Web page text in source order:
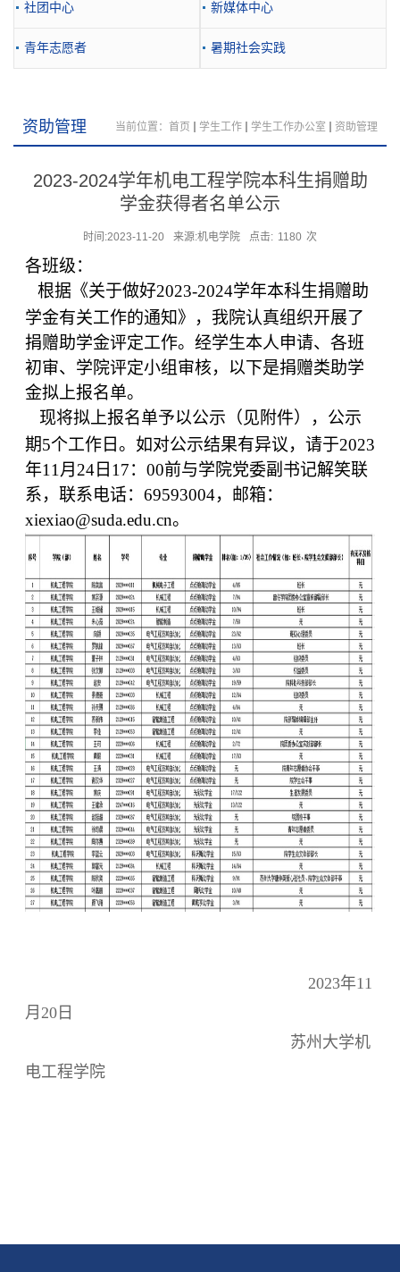
社团中心 新媒体中心
青年志愿者 暑期社会实践
资助管理 当前位置： 首页 学生工作 学生工作办公室 资助管理
2023-2024学年机电工程学院本科生捐赠助
学金获得者名单公示
时间:2023-11-20 来源:机电学院 点击: 1180 次
各班级：
根据《关于做好2023-2024学年本科生捐赠助
学金有关工作的通知》，我院认真组织开展了
捐赠助学金评定工作。经学生本人申请、各班
初审、学院评定小组审核，以下是捐赠类助学
金拟上报名单。
现将拟上报名单予以公示（见附件），公示
期5个工作日。如对公示结果有异议，请于2023
年11 月 24日 17： 00前与学院党委副书记解笑联
系，联系电话： 69593004，邮箱：
xiexiao@suda.edu.cn。
2023年11
月20日
苏州大学机
电工程学院